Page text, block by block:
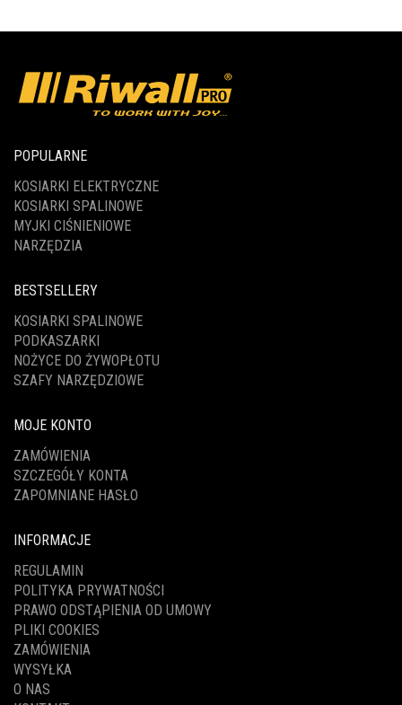
POPULARNE
KOSIARKI ELEKTRYCZNE
KOSIARKI SPALINOWE
MYJKI CIŚNIENIOWE
NARZĘDZIA
BESTSELLERY
KOSIARKI SPALINOWE
PODKASZARKI
NOŻYCE DO ŻYWOPŁOTU
SZAFY NARZĘDZIOWE
MOJE KONTO
ZAMÓWIENIA
SZCZEGÓŁY KONTA
ZAPOMNIANE HASŁO
INFORMACJE
REGULAMIN
POLITYKA PRYWATNOŚCI
PRAWO ODSTĄPIENIA OD UMOWY
PLIKI COOKIES
ZAMÓWIENIA
WYSYŁKA
O NAS